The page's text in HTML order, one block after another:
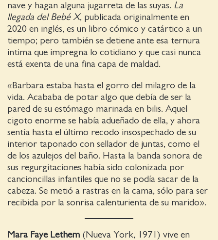
nave y hagan alguna jugarreta de las suyas. La
llegada del Bebé X, publicada originalmente en
2020 en inglés, es un libro cómico y catártico a un
tiempo; pero también se detiene ante esa ternura
íntima que impregna lo cotidiano y que casi nunca
está exenta de una fina capa de maldad.
«Barbara estaba hasta el gorro del milagro de la
vida. Acababa de potar algo que debía de ser la
pared de su estómago marinada en bilis. Aquel
cigoto enorme se había adueñado de ella, y ahora
sentía hasta el último recodo insospechado de su
interior taponado con sellador de juntas, como el
de los azulejos del baño. Hasta la banda sonora de
sus regurgitaciones había sido colonizada por
cancioncillas infantiles que no se podía sacar de la
cabeza. Se metió a rastras en la cama, sólo para ser
recibida por la sonrisa calenturienta de su marido».
Mara Faye Lethem (Nueva York, 1971) vive en